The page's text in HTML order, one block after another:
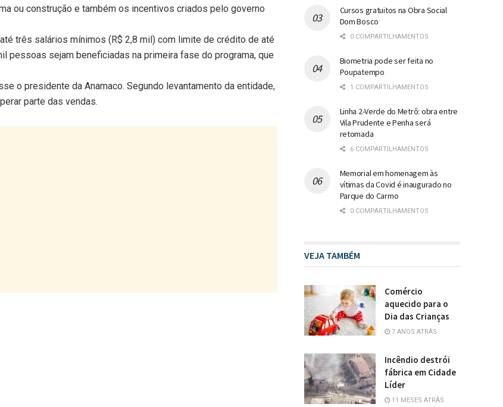
ou construção e também os incentivos criados pelo governo
três salários mínimos (R$ 2,8 mil) com limite de crédito de até
pessoas sejam beneficiadas na primeira fase do programa, que
o presidente da Anamaco. Segundo levantamento da entidade,
parte das vendas.
Cursos gratuitos na Obra Social
Dom Bosco
0 COMPARTILHAMENTOS
Biometria pode ser feita no
Poupatempo
1 COMPARTILHAMENTOS
Linha 2-Verde do Metrô: obra entre
Vila Prudente e Penha será
retomada
6 COMPARTILHAMENTOS
Memorial em homenagem às
vítimas da Covid é inaugurado no
Parque do Carmo
0 COMPARTILHAMENTOS
VEJA TAMBÉM
Comércio
aquecido para o
Dia das Crianças
7 ANOS ATRÁS
Incêndio destrói
fábrica em Cidade
Líder
11 MESES ATRÁS